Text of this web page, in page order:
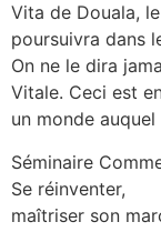
Vita de Douala,
poursuivra dans
On ne le dira
Vitale. Ceci est
un monde auquel
Séminaire
Se réinventer,
maîtriser son